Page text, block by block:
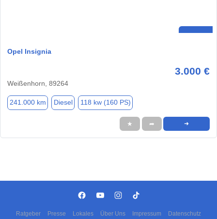
Opel Insignia
3.000 €
Weißenhorn, 89264
241.000 km Diesel 118 kw (160 PS)
★ ➦ ➜
Ratgeber Presse Lokales Über Uns Impressum Datenschutz